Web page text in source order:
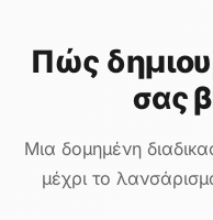
Πώς
σας
Μια δομημένη
μέχρι το